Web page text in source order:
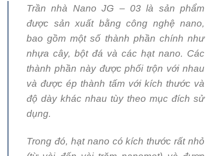
Trần nhà Nano JG – 03 là sản phẩm
được sản xuất bằng công nghệ nano,
bao gồm một số thành phần chính như
nhựa cây, bột đá và các hạt nano. Các
thành phần này được phối trộn với nhau
và được ép thành tấm với kích thước và
độ dày khác nhau tùy theo mục đích sử
dụng.
Trong đó, hạt nano có kích thước rất nhỏ